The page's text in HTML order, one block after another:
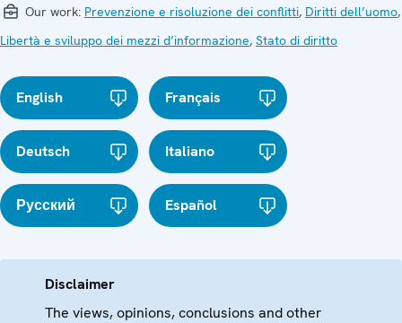
Our work: Prevenzione e risoluzione dei conflitti, Diritti dell’uomo,
Libertà e sviluppo dei mezzi d’informazione, Stato di diritto
English Français
Deutsch Italiano
Русский Español
Disclaimer
The views, opinions, conclusions and other